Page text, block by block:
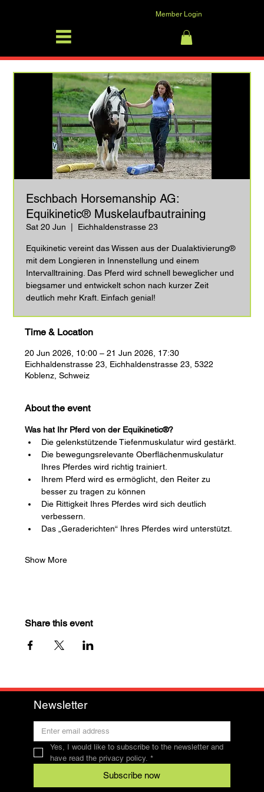
Log In
Member Login
Eschbach Horsemanship AG:
Equikinetic® Muskelaufbautraining
Sat 20 Jun
  |
Eichhaldenstrasse 23
Equikinetic vereint das Wissen aus der Dualaktivierung®
mit dem Longieren in Innenstellung und einem
Intervalltraining. Das Pferd wird schnell beweglicher und
biegsamer und entwickelt schon nach kurzer Zeit
deutlich mehr Kraft. Einfach genial!
Time & Location
20 Jun 2026, 10:00 – 21 Jun 2026, 17:30
Eichhaldenstrasse 23, Eichhaldenstrasse 23, 5322
Koblenz, Schweiz
About the event
Was hat Ihr Pferd von der Equikinetic®?
Die gelenkstützende Tiefenmuskulatur wird gestärkt.
Die bewegungsrelevante Oberflächenmuskulatur
Ihres Pferdes wird richtig trainiert.
Ihrem Pferd wird es ermöglicht, den Reiter zu
besser zu tragen zu können
Die Rittigkeit Ihres Pferdes wird sich deutlich
verbessern.
Das „Geraderichten“ Ihres Pferdes wird unterstützt.
Show More
Share this event
Newsletter
Yes, I would like to subscribe to the newsletter and
have read the privacy policy. *
Subscribe now